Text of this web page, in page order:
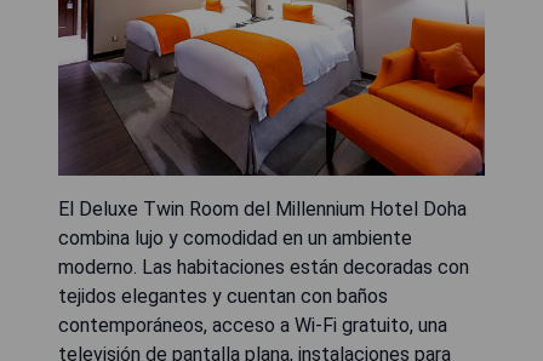
El Deluxe Twin Room del Millennium Hotel Doha
combina lujo y comodidad en un ambiente
moderno. Las habitaciones están decoradas con
tejidos elegantes y cuentan con baños
contemporáneos, acceso a Wi-Fi gratuito, una
televisión de pantalla plana, instalaciones para